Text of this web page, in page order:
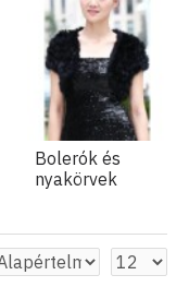
Bolerók és
nyakörvek